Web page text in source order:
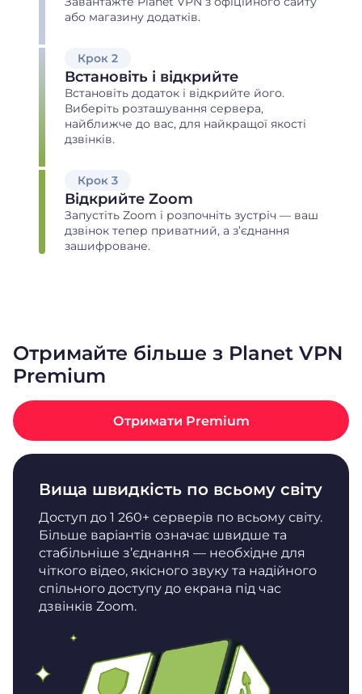
або магазину додатків.
Крок 2
Встановіть і відкрийте
Встановіть додаток і відкрийте його.
Виберіть розташування сервера,
найближче до вас, для найкращої якості
дзвінків.
Крок 3
Відкрийте Zoom
Запустіть Zoom і розпочніть зустріч — ваш
дзвінок тепер приватний, а з’єднання
зашифроване.
Отримайте більше з Planet VPN
Premium
Отримати Premium
Вища швидкість по всьому світу
Доступ до 1 260+ серверів по всьому світу.
Більше варіантів означає швидше та
стабільніше з’єднання — необхідне для
чіткого відео, якісного звуку та надійного
спільного доступу до екрана під час
дзвінків Zoom.